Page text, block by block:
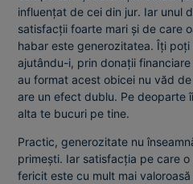
influențat de cei din jur. Iar unul
satisfacții foarte mari și de care
habar este generozitatea. Îți
ajutându-i, prin donații
au format acest obicei nu văd
are un efect dublu. Pe deoparte
alta te bucuri pe tine.
Practic, generozitate nu
primești. Iar satisfacția pe care
fericit este cu mult mai